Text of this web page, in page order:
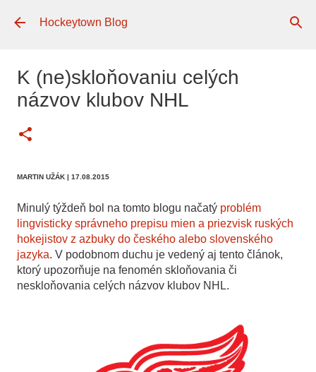
Preskočiť na hlavný obsah
Hockeytown Blog
K (ne)skloňovaniu celých
názvov klubov NHL
MARTIN UŽÁK | 17.08.2015
Minulý týždeň bol na tomto blogu načatý problém
lingvisticky správneho prepisu mien a priezvisk ruských
hokejistov z azbuky do českého alebo slovenského
jazyka. V podobnom duchu je vedený aj tento článok,
ktorý upozorňuje na fenomén skloňovania či
neskloňovania celých názvov klubov NHL.